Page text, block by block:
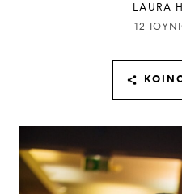
LAURA
12